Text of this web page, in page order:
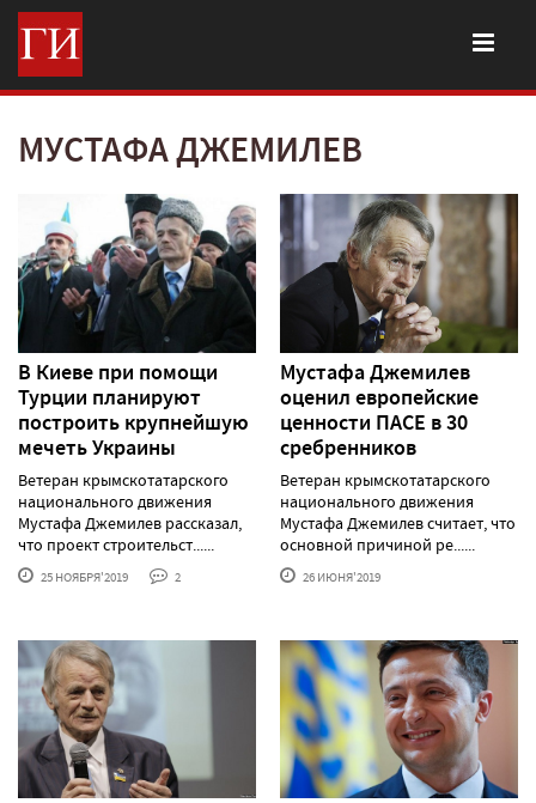
МУСТАФА ДЖЕМИЛЕВ
В Киеве при помощи
Турции планируют
построить крупнейшую
мечеть Украины
Ветеран крымскотатарского
национального движения
Мустафа Джемилев рассказал,
что проект строительст......
25 НОЯБРЯ'2019 2
Мустафа Джемилев
оценил европейские
ценности ПАСЕ в 30
сребренников
Ветеран крымскотатарского
национального движения
Мустафа Джемилев считает, что
основной причиной ре......
26 ИЮНЯ'2019